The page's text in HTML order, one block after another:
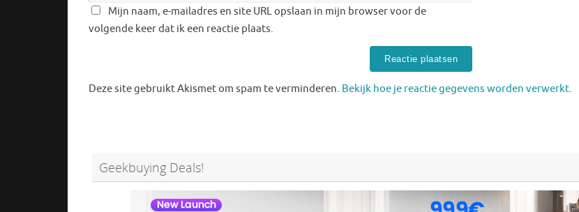
Mijn naam, e-mailadres en site URL opslaan in mijn browser voor de
volgende keer dat ik een reactie plaats.
Deze site gebruikt Akismet om spam te verminderen. Bekijk hoe je reactie gegevens worden verwerkt.
Geekbuying Deals!